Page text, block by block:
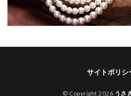
サイトポリシ
© Copyright 2026 うさ